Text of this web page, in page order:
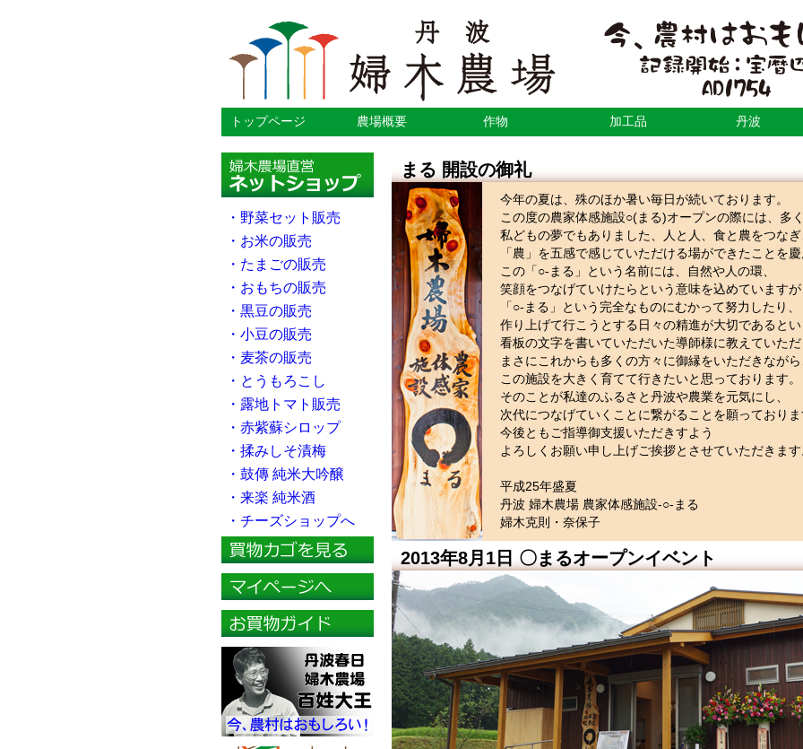
トップページ 農場概要 作物 加工品 丹波
・野菜セット販売
・お米の販売
・たまごの販売
・おもちの販売
・黒豆の販売
・小豆の販売
・麦茶の販売
・とうもろこし
・露地トマト販売
・赤紫蘇シロップ
・揉みしそ漬梅
・鼓傳 純米大吟醸
・来楽 純米酒
・チーズショップへ
まる 開設の御礼
今年の夏は、殊のほか暑い毎日が続いております。
この度の農家体感施設○(まる)オープンの際には、多
私どもの夢でもありました、人と人、食と農をつな
「農」を五感で感じていただける場ができたことを
この「○‐まる」という名前には、自然や人の環、
笑顔をつなげていけたらという意味を込めています
「○‐まる」という完全なものにむかって努力したり、
作り上げて行こうとする日々の精進が大切であると
看板の文字を書いていただいた導師様に教えていた
まさにこれからも多くの方々に御縁をいただきなが
この施設を大きく育てて行きたいと思っております。
そのことが私達のふるさと丹波や農業を元気にし、
次代につなげていくことに繋がることを願っており
今後ともご指導御支援いただきすよう
よろしくお願い申し上げご挨拶とさせていただきま
平成25年盛夏
丹波 婦木農場 農家体感施設‐○‐まる
婦木克則・奈保子
2013年8月1日 〇まるオープンイベント